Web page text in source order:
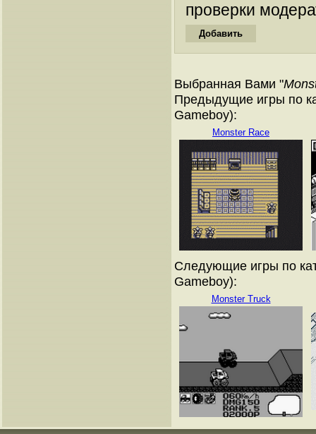
проверки
Выбранная Вами "
Предыдущие игры по
Gameboy):
Monster Race
Следующие игры по
Gameboy):
Monster Truck